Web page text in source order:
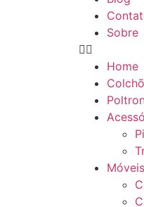
Sobre
Home
Móveis